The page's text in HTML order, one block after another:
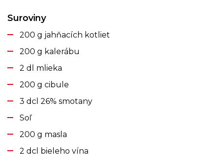
Suroviny
200 g jahňacích kotliet
200 g kalerábu
2 dl mlieka
200 g cibule
3 dcl 26% smotany
Soľ
200 g masla
2 dcl bieleho vína